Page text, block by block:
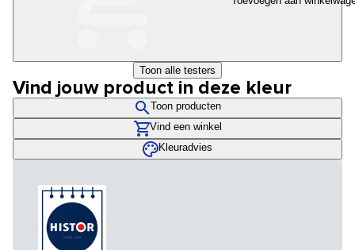
Toon alle testers
Vind jouw product in deze kleur
Toon producten
Vind een winkel
Kleuradvies